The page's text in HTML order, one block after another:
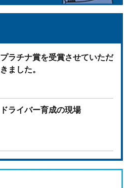
プラチナ賞を受賞させていただ
きました。
ドライバー育成の現場